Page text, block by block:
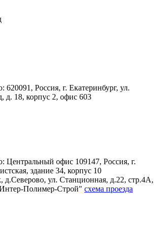
620091, Россия, г. Екатеринбург, ул.
д. 18, корпус 2, офис 603
Центральный офис 109147, Россия, г.
здание 34, корпус 10
д.Северово, ул. Станционная, д.22, стр.4А,
Полимер-Строй" схема проезда